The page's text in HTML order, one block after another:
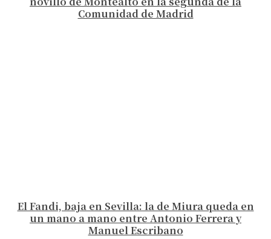
Comunidad de Madrid
El Fandi, baja en Sevilla: la de Miura queda en
un mano a mano entre Antonio Ferrera y
Manuel Escribano